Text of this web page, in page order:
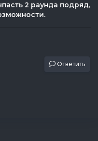
2 раунда подряд,
Ответить